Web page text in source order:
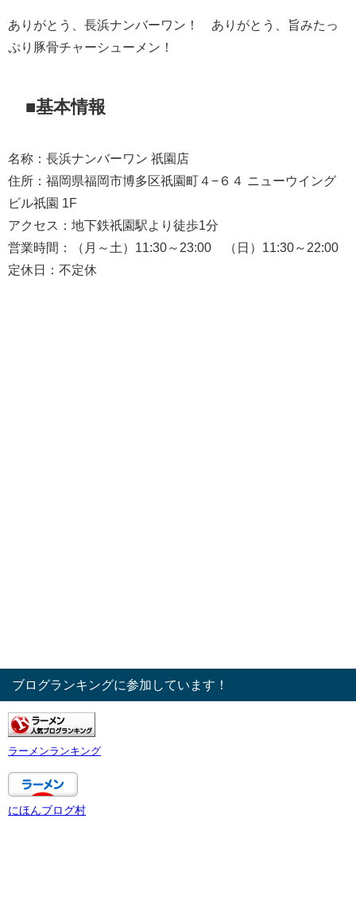
ありがとう、長浜ナンバーワン！ ありがとう、旨みたっ
ぷり豚骨チャーシューメン！
■基本情報
名称：長浜ナンバーワン 祇園店
住所：福岡県福岡市博多区祇園町４−６４ ニューウイング
ビル祇園 1F
アクセス：地下鉄祇園駅より徒歩1分
営業時間：（月～土）11:30～23:00 （日）11:30～22:00
定休日：不定休
ブログランキングに参加しています！
ラーメンランキング
にほんブログ村